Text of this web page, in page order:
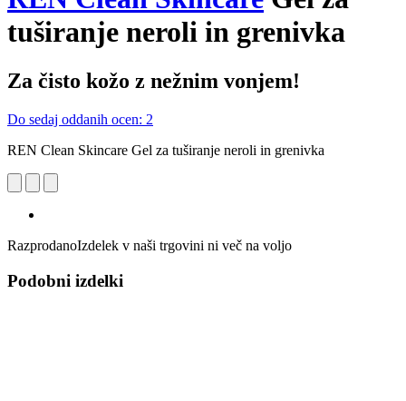
tuširanje neroli in grenivka
Za čisto kožo z nežnim vonjem!
Do sedaj oddanih ocen: 2
REN Clean Skincare Gel za tuširanje neroli in grenivka
RazprodanoIzdelek v naši trgovini ni več na voljo
Podobni izdelki